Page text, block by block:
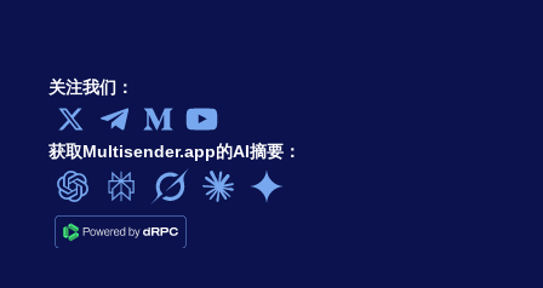
关注我们：
获取Multisender.app的AI摘要：